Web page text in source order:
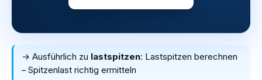
→ Ausführlich zu lastspitzen: Lastspitzen berechnen
– Spitzenlast richtig ermitteln